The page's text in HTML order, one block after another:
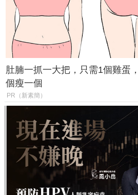
肚腩一抓一大把，只需1個雞蛋
個瘦一個
PR（新素簡）